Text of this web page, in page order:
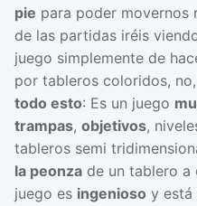
pie para poder movernos
de las partidas iréis
juego simplemente de
por tableros coloridos, no,
todo esto: Es un juego
trampas, objetivos,
tableros semi
la peonza de un tablero a
juego es ingenioso y está